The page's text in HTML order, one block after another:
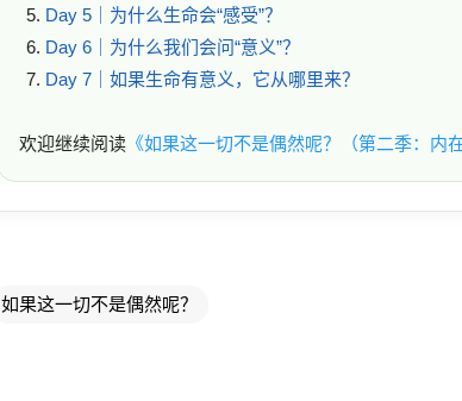
Day 5｜为什么生命会“感受”？
Day 6｜为什么我们会问“意义”？
Day 7｜如果生命有意义，它从哪里来？
欢迎继续阅读 《如果这一切不是偶然呢？（第二季：内
如果这一切不是偶然呢？